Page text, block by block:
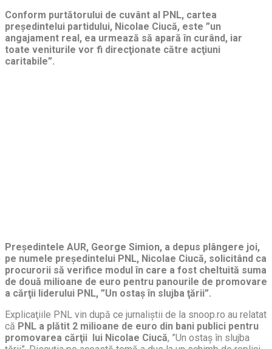
Conform purtătorului de cuvânt al PNL, cartea
preşedintelui partidului, Nicolae Ciucă, este ”un
angajament real, ea urmează să apară în curând, iar
toate veniturile vor fi direcţionate către acţiuni
caritabile”.
Preşedintele AUR, George Simion, a depus plângere joi,
pe numele preşedintelui PNL, Nicolae Ciucă, solicitând ca
procurorii să verifice modul în care a fost cheltuită suma
de două milioane de euro pentru panourile de promovare
a cărţii liderului PNL, ”Un ostaş în slujba ţării”.
Explicaţiile PNL vin după ce jurnaliştii de la snoop.ro au relatat
că PNL a plătit 2 milioane de euro din bani publici pentru
promovarea cărţii lui Nicolae Ciucă, ”Un ostaş în slujba